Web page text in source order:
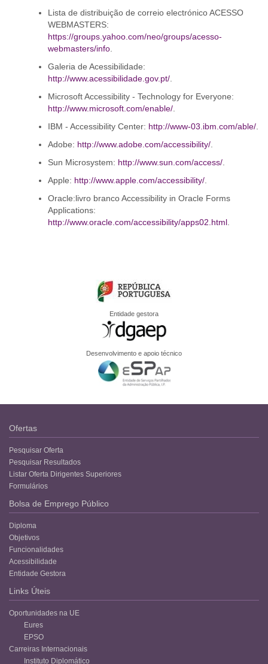
Lista de distribuição de correio electrónico ACESSO
WEBMASTERS:
https://groups.yahoo.com/neo/groups/acesso-
webmasters/info
Galeria de Acessibilidade:
http://www.acessibilidade.gov.pt/
Microsoft Accessibility - Technology for Everyone:
http://www.microsoft.com/enable/
IBM - Accessibility Center: http://www-03.ibm.com/able/
Adobe: http://www.adobe.com/accessibility/
Sun Microsystem: http://www.sun.com/access/
Apple: http://www.apple.com/accessibility/
Oracle:livro branco Accessibility in Oracle Forms
Applications:
http://www.oracle.com/accessibility/apps02.html
Entidade gestora
Desenvolvimento e apoio técnico
Ofertas
Pesquisar Oferta
Pesquisar Resultados
Listar Oferta Dirigentes Superiores
Formulários
Bolsa de Emprego Público
Diploma
Objetivos
Funcionalidades
Acessibilidade
Entidade Gestora
Links Úteis
Oportunidades na UE
Eures
EPSO
Carreiras Internacionais
Instituto Diplomático